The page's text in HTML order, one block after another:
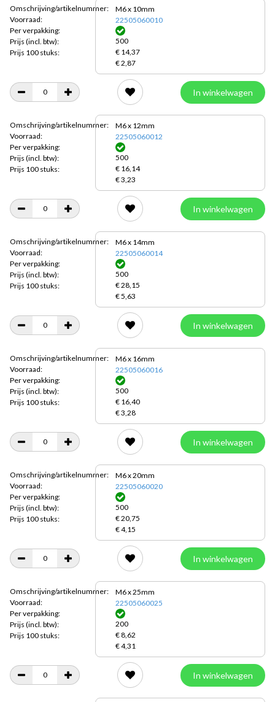
Omschrijving/artikelnummer:
Voorraad:
Per verpakking:
Prijs (incl. btw):
Prijs 100 stuks:
M6 x 10mm
22505060010
500
€ 14,37
€ 2,87
In winkelwagen
Omschrijving/artikelnummer:
Voorraad:
Per verpakking:
Prijs (incl. btw):
Prijs 100 stuks:
M6 x 12mm
22505060012
500
€ 16,14
€ 3,23
In winkelwagen
Omschrijving/artikelnummer:
Voorraad:
Per verpakking:
Prijs (incl. btw):
Prijs 100 stuks:
M6 x 14mm
22505060014
500
€ 28,15
€ 5,63
In winkelwagen
Omschrijving/artikelnummer:
Voorraad:
Per verpakking:
Prijs (incl. btw):
Prijs 100 stuks:
M6 x 16mm
22505060016
500
€ 16,40
€ 3,28
In winkelwagen
Omschrijving/artikelnummer:
Voorraad:
Per verpakking:
Prijs (incl. btw):
Prijs 100 stuks:
M6 x 20mm
22505060020
500
€ 20,75
€ 4,15
In winkelwagen
Omschrijving/artikelnummer:
Voorraad:
Per verpakking:
Prijs (incl. btw):
Prijs 100 stuks:
M6 x 25mm
22505060025
200
€ 8,62
€ 4,31
In winkelwagen